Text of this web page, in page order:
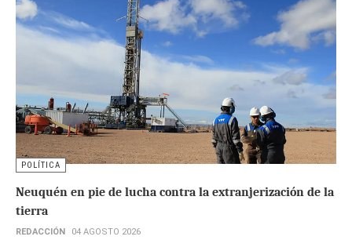
POLÍTICA
Neuquén en pie de lucha contra la extranjerización de la
tierra
REDACCIÓN 04 AGOSTO 2026